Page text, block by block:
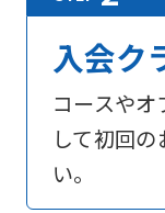
入会ク
コースや
して初回
い。